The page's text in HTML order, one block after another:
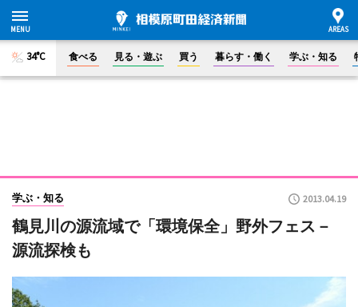
34°C 食べる 見る・遊ぶ 買う 暮らす・働く 学ぶ・知る
学ぶ・知る 2013.04.19
鶴見川の源流域で「環境保全」野外フェス－
源流探検も